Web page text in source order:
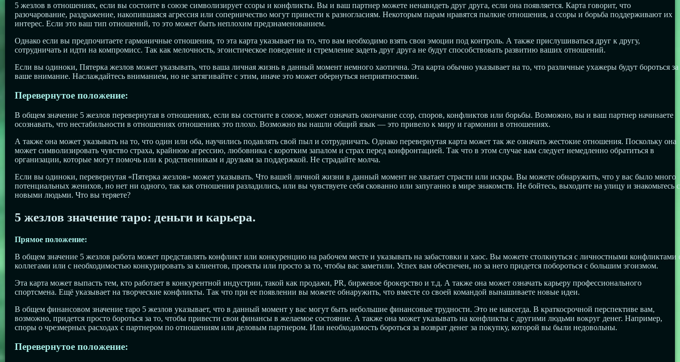
5 жезлов в отношениях, если вы состоите в союзе символизирует ссоры и конфликты. Вы и ваш партнер можете ненавидеть друг друга, если она появляется. Карта говорит, что
разочарование, раздражение, накопившаяся агрессия или соперничество могут привести к разногласиям. Некоторым парам нравятся пылкие отношения, а ссоры и борьба поддерживают их
интерес. Если это ваш тип отношений, то это может быть неплохим предзнаменованием.
Однако если вы предпочитаете гармоничные отношения, то эта карта указывает на то, что вам необходимо взять свои эмоции под контроль. А также прислушиваться друг к другу,
сотрудничать и идти на компромисс. Так как мелочность, эгоистическое поведение и стремление задеть друг друга не будут способствовать развитию ваших отношений.
Если вы одиноки, Пятерка жезлов может указывать, что ваша личная жизнь в данный момент немного хаотична. Эта карта обычно указывает на то, что различные ухажеры будут бороться за
ваше внимание. Наслаждайтесь вниманием, но не затягивайте с этим, иначе это может обернуться неприятностями.
Перевернутое положение:
В общем значение 5 жезлов перевернутая в отношениях, если вы состоите в союзе, может означать окончание ссор, споров, конфликтов или борьбы. Возможно, вы и ваш партнер начинаете
осознавать, что нестабильности в отношениях отношениях это плохо. Возможно вы нашли общий язык — это привело к миру и гармонии в отношениях.
А также она может указывать на то, что один или оба, научились подавлять свой пыл и сотрудничать. Однако перевернутая карта может так же означать жестокие отношения. Поскольку она
может символизировать чувство страха, крайнюю агрессию, любовника с коротким запалом и страх перед конфронтацией. Так что в этом случае вам следует немедленно обратиться в
организации, которые могут помочь или к родственникам и друзьям за поддержкой. Не страдайте молча.
Если вы одиноки, перевернутая «Пятерка жезлов» может указывать. Что вашей личной жизни в данный момент не хватает страсти или искры. Вы можете обнаружить, что у вас было много
потенциальных женихов, но нет ни одного, так как отношения разладились, или вы чувствуете себя скованно или запуганно в мире знакомств. Не бойтесь, выходите на улицу и знакомьтесь с
новыми людьми. Что вы теряете?
5 жезлов значение таро: деньги и карьера.
Прямое положение:
В общем значение 5 жезлов работа может представлять конфликт или конкуренцию на рабочем месте и указывать на забастовки и хаос. Вы можете столкнуться с личностными конфликтами
коллегами или с необходимостью конкурировать за клиентов, проекты или просто за то, чтобы вас заметили. Успех вам обеспечен, но за него придется побороться с большим эгоизмом.
Эта карта может выпасть тем, кто работает в конкурентной индустрии, такой как продажи, PR, биржевое брокерство и т.д. А также она может означать карьеру профессионального
спортсмена. Ещё указывает на творческие конфликты. Так что при ее появлении вы можете обнаружить, что вместе со своей командой вынашиваете новые идеи.
В общем финансовом значение таро 5 жезлов указывает, что в данный момент у вас могут быть небольшие финансовые трудности. Это не навсегда. В краткосрочной перспективе вам,
возможно, придется просто бороться за то, чтобы привести свои финансы в желаемое состояние. А также она может указывать на конфликты с другими людьми вокруг денег. Например,
споры о чрезмерных расходах с партнером по отношениям или деловым партнером. Или необходимость бороться за возврат денег за покупку, которой вы были недовольны.
Перевернутое положение: